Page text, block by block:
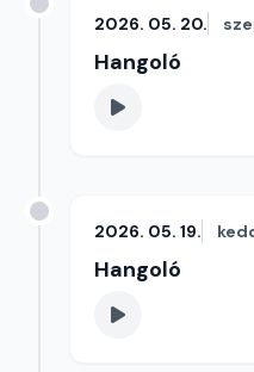
2026. 05. 20.
Hangoló
2026. 05. 19.
Hangoló